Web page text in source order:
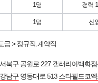
1명 경력
1명 신
급 > 정규직,계약직
북구 공원로 227 갤러리아백화
강남구 영동대로 513 스타필드코